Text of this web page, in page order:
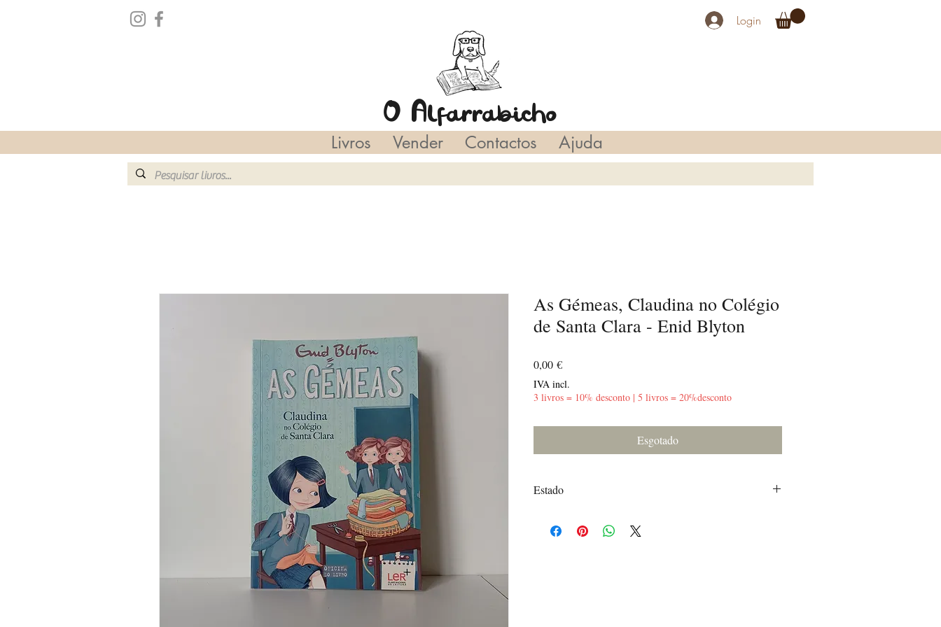
O Alfarrabicho
Login
Livros Vender Contactos Ajuda
As Gémeas, Claudina no Colégio
de Santa Clara - Enid Blyton
0,00 €Preço
IVA incl.
3 livros = 10% desconto | 5 livros = 20%desconto
Esgotado
Estado